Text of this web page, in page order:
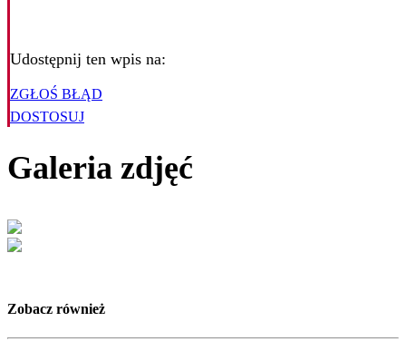
Udostępnij ten wpis na:
ZGŁOŚ BŁĄD
DOSTOSUJ
Galeria zdjęć
Zobacz również